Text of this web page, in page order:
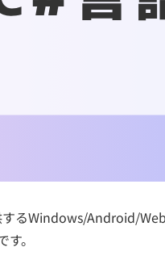
るWindows/Android/
。